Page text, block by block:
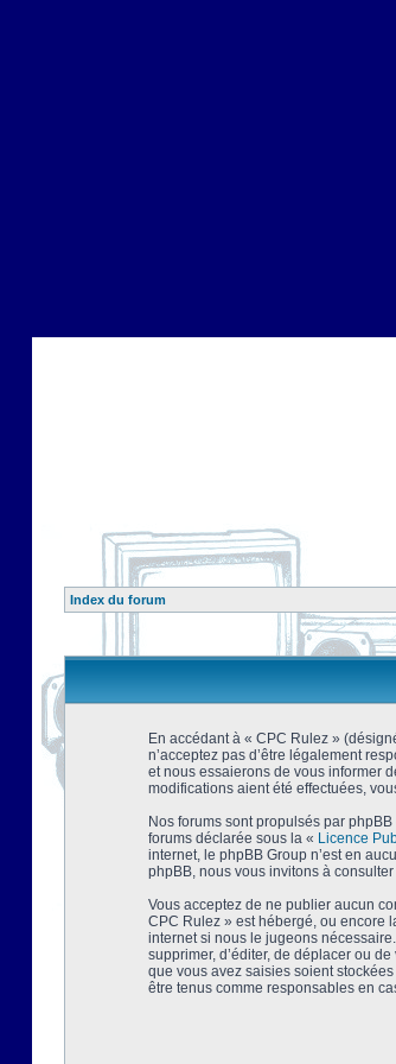
Index du forum
En accédant à « CPC Rulez »
n’acceptez pas d’être légalement
et nous essaierons de vous informer
modifications aient été effectuées,
Nos forums sont propulsés par
forums déclarée sous la « Licence
internet, le phpBB Group n’est en
phpBB, nous vous invitons à consulter
Vous acceptez de ne publier aucun
CPC Rulez » est hébergé, ou encore
internet si nous le jugeons
supprimer, d’éditer, de déplacer ou
que vous avez saisies soient
être tenus comme responsables en